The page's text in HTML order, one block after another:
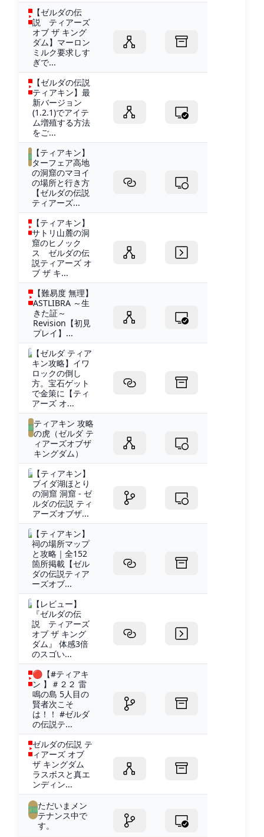
【ゼルダの伝
説 ティアーズ
オブ ザ キング
ダム】マーロン
ミルク要求しす
ぎで...
【ゼルダの伝説
ティアキン】最
新バージョン
(1.2.1)でアイテ
ム増殖する方法
をご...
【ティアキン】
ターフェア高地
の洞窟のマヨイ
の場所と行き方
【ゼルダの伝説
ティアーズ...
【ティアキン】
サトリ山麓の洞
窟のヒノック
ス ゼルダの伝
説ティアーズ オ
ブ ザ キ...
【難易度 無理】
ASTLIBRA ～生
きた証～
Revision【初見
プレイ】...
【ゼルダ ティア
キン攻略】イワ
ロックの倒し
方。宝石ゲット
で金策に【ティ
アーズ オ...
ティアキン 攻略
の虎（ゼルダ テ
ィアーズオブザ
キングダム）
【ティアキン】
ブイダ湖ほとり
の洞窟 洞窟 - ゼ
ルダの伝説 ティ
アーズオブザ...
【ティアキン】
祠の場所マップ
と攻略｜全152
箇所掲載【ゼル
ダの伝説ティア
ーズオブ...
【レビュー】
『ゼルダの伝
説 ティアーズ
オブ ザ キング
ダム』 体感3倍
のスゴい...
🔴【#ティアキ
ン 】＃２２ 雷
鳴の島 5人目の
賢者次こそ
は！！ #ゼルダ
の伝説テ...
ゼルダの伝説 テ
ィアーズ オブ
ザ キングダム
ラスボスと真エ
ンディン...
ただいまメン
テナンス中で
す。